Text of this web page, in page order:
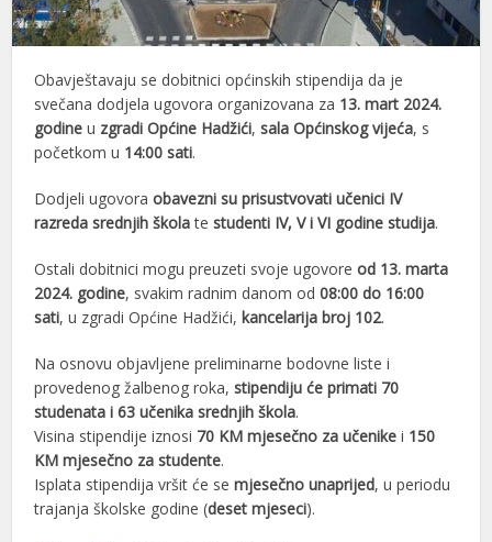
Obavještavaju se dobitnici općinskih stipendija da je
svečana dodjela ugovora organizovana za 13. mart 2024.
godine u zgradi Općine Hadžići,sala Općinskog vijeća, s
početkom u 14:00 sati.
Dodjeli ugovoraobavezni su prisustvovati učenici IV
razreda srednjih školatestudenti IV, V i VI godine studija.
Ostali dobitnici mogu preuzeti svoje ugovoreod 13. marta
2024. godine, svakim radnim danom od08:00 do 16:00
sati, u zgradi Općine Hadžići,kancelarija broj 102.
Na osnovu objavljene preliminarne bodovne liste i
provedenog žalbenog roka,stipendiju će primati 70
studenata i 63 učenika srednjih škola.
Visina stipendije iznosi 70 KM mjesečno za učenike i 150
KM mjesečno za studente.
Isplata stipendija vršit će semjesečno unaprijed, u periodu
trajanja školske godine (deset mjeseci).